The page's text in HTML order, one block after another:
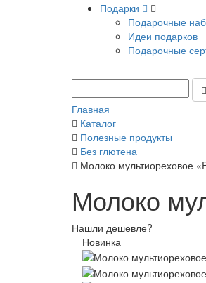
Подарки
Подарочные
Идеи подарков
Подарочные
Главная
Каталог
Полезные продукты
Без глютена
Молоко мультиореховое
Молоко
Нашли дешевле?
Новинка